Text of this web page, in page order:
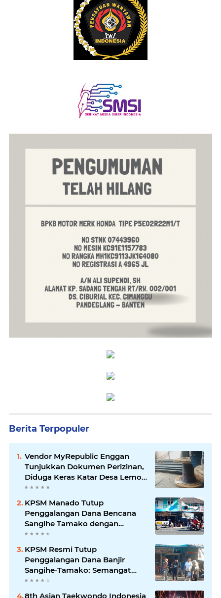
Berita Terpopuler
Vendor MyRepublic Enggan
Tunjukkan Dokumen Perizinan,
Diduga Keras Katar Desa Lemo
Disebut Handle Kordinasi
KPSM Manado Tutup
Penggalangan Dana Bencana
Sangihe Tamako dengan
Semangat Tinggi, Dihadiri
Banyak Seniman Ibu Kota
KPSM Resmi Tutup
Penggalangan Dana Banjir
Sangihe-Tamako: Semangat
Kebersamaan & Solidaritas
Tetap Terjaga
8th Asian Taekwondo Indonesia